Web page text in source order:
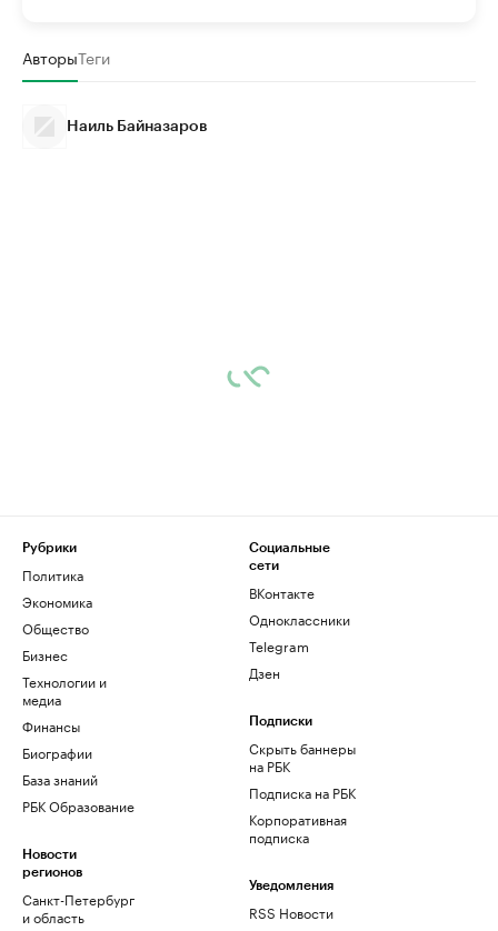
АвторыТеги
Наиль Байназаров
Рубрики
Политика
Экономика
Общество
Бизнес
Технологии и
медиа
Финансы
Биографии
База знаний
РБК Образование
Новости
регионов
Санкт-Петербург
и область
Социальные
сети
ВКонтакте
Одноклассники
Telegram
Дзен
Подписки
Скрыть баннеры
на РБК
Подписка на РБК
Корпоративная
подписка
Уведомления
RSS Новости